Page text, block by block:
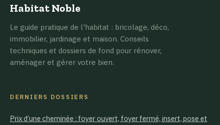
Habitat Noble
Le guide pratique de l'habitat : bricolage, déco,
immobilier, jardinage et maison. Conseils
techniques et dossiers de fond pour rénover,
aménager et gérer votre bien.
DERNIERS DOSSIERS
Prix d’une cheminée : foyer ouvert, foyer fermé, insert, pose et